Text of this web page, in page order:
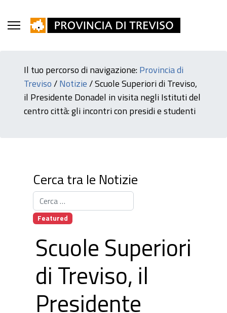
Il tuo percorso di navigazione:Provincia di
Treviso/Notizie/Scuole Superiori di Treviso,
il Presidente Donadel in visita negli Istituti del
centro città: gli incontri con presidi e studenti
Cerca tra le Notizie
Cerca tra le News
Featured
Scuole Superiori
di Treviso, il
Presidente